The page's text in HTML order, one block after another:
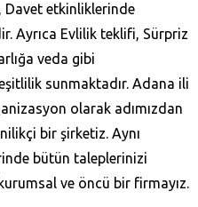
Davet etkinliklerinde
Ayrıca Evlilik teklifi, Sürpriz
veda gibi
sunmaktadır. Adana ili
olarak adımızdan
bir şirketiz. Aynı
bütün taleplerinizi
ve öncü bir firmayız.